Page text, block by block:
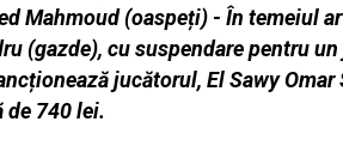
Mahmoud (oaspeți) - În temeiul
(gazde), cususpendare pentru
jucătorul, ElSawy
de 740 lei.